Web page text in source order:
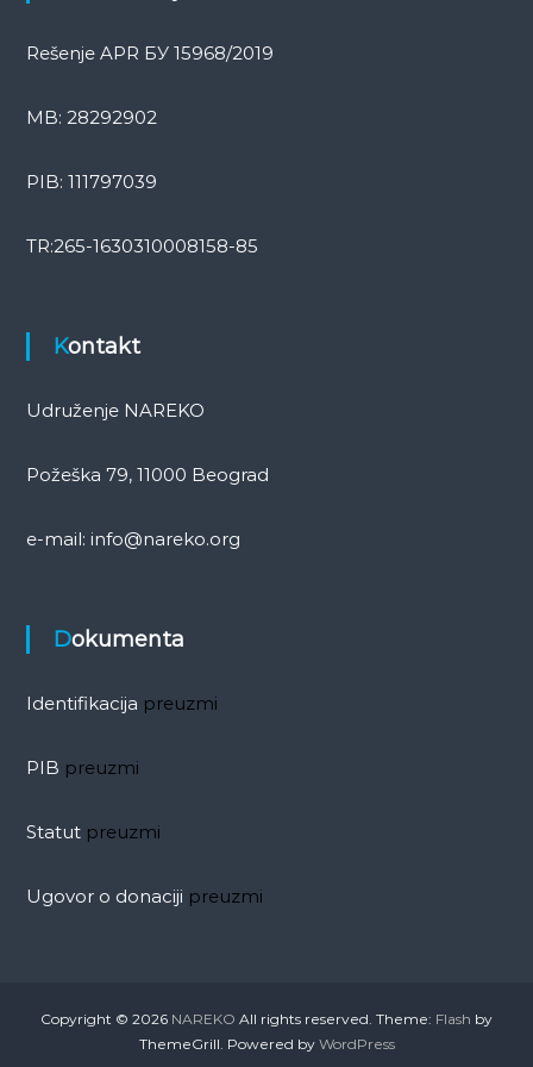
Rešenje APR БУ 15968/2019
MB: 28292902
PIB: 111797039
TR:265-1630310008158-85
Kontakt
Udruženje NAREKO
Požeška 79, 11000 Beograd
e-mail: info@nareko.org
Dokumenta
Identifikacija preuzmi
PIB preuzmi
Statut preuzmi
Ugovor o donaciji preuzmi
Copyright © 2026 NAREKO All rights reserved. Theme: Flash by
ThemeGrill. Powered by WordPress